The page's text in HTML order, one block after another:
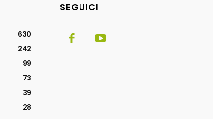
630
242
99
73
39
28
SEGUICI